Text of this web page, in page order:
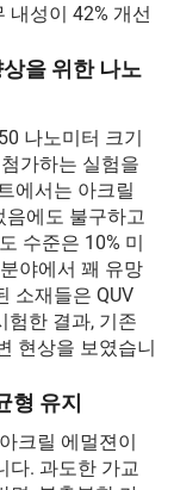
내성이 42% 개선
을 위한 나노
나노미터 크기
가하는 실험을
에서는 아크릴
에도 불구하고
수준은 10% 미
야에서 꽤 유망
소재들은 QUV
험한 결과, 기존
현상을 보였습니
형 유지
크릴 에멀젼이
다. 과도한 가교